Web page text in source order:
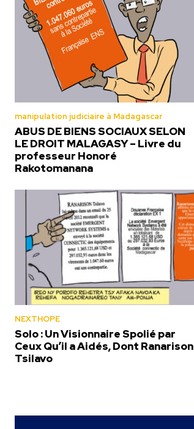
manipulation judiciaire à Madagascar
ABUS DE BIENS SOCIAUX SELON
LE DROIT MALAGASY – Livre du
professeur Honoré
Rakotomanana
NEXTHOPE
Solo : Un Visionnaire Spolié par
Ceux Qu’il a Aidés, Dont Ranarison
Tsilavo